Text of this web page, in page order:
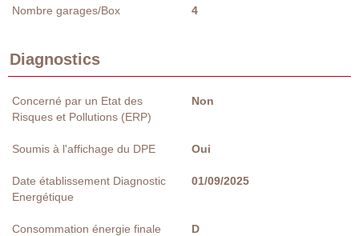
Nombre garages/Box 4
Diagnostics
Concerné par un Etat des
Risques et Pollutions (ERP)
Non
Soumis à l'affichage du DPE Oui
Date établissement Diagnostic
Energétique
01/09/2025
Consommation énergie finale D